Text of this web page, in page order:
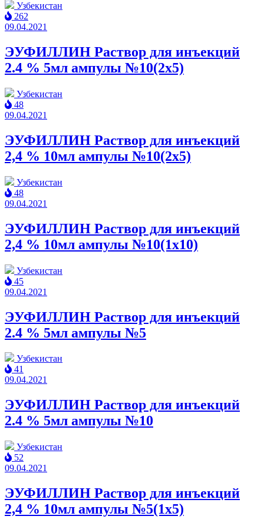
Узбекистан
262
09.04.2021
ЭУФИЛЛИН Раствор для инъекций
2.4 % 5мл ампулы №10(2x5)
Узбекистан
48
09.04.2021
ЭУФИЛЛИН Раствор для инъекций
2,4 % 10мл ампулы №10(2x5)
Узбекистан
48
09.04.2021
ЭУФИЛЛИН Раствор для инъекций
2,4 % 10мл ампулы №10(1x10)
Узбекистан
45
09.04.2021
ЭУФИЛЛИН Раствор для инъекций
2.4 % 5мл ампулы №5
Узбекистан
41
09.04.2021
ЭУФИЛЛИН Раствор для инъекций
2.4 % 5мл ампулы №10
Узбекистан
52
09.04.2021
ЭУФИЛЛИН Раствор для инъекций
2,4 % 10мл ампулы №5(1x5)